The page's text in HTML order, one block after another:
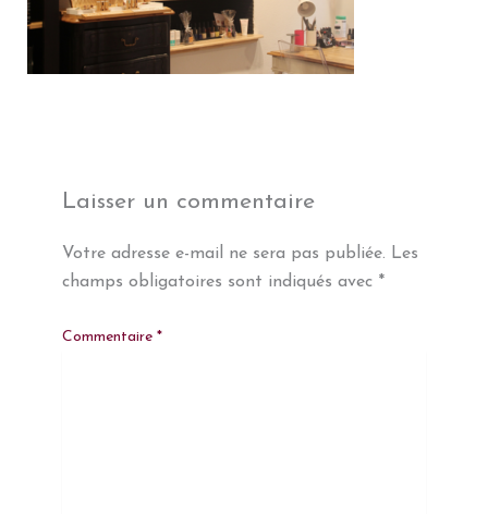
Laisser un commentaire
Votre adresse e-mail ne sera pas publiée. Les
champs obligatoires sont indiqués avec *
Commentaire *